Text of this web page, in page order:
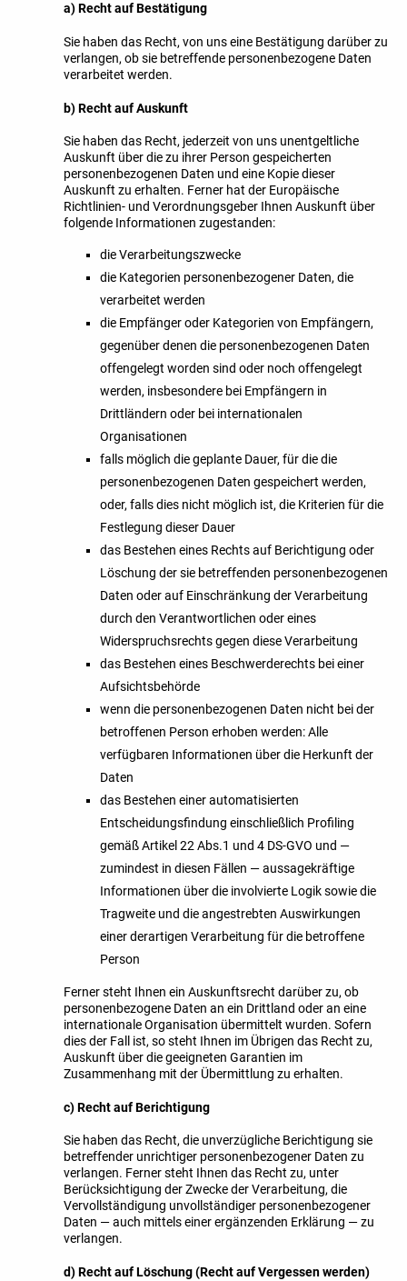
a) Recht auf Bestätigung
Sie haben das Recht, von uns eine Bestätigung darüber zu
verlangen, ob sie betreffende personenbezogene Daten
verarbeitet werden.
b) Recht auf Auskunft
Sie haben das Recht, jederzeit von uns unentgeltliche
Auskunft über die zu ihrer Person gespeicherten
personenbezogenen Daten und eine Kopie dieser
Auskunft zu erhalten. Ferner hat der Europäische
Richtlinien- und Verordnungsgeber Ihnen Auskunft über
folgende Informationen zugestanden:
die Verarbeitungszwecke
die Kategorien personenbezogener Daten, die
verarbeitet werden
die Empfänger oder Kategorien von Empfängern,
gegenüber denen die personenbezogenen Daten
offengelegt worden sind oder noch offengelegt
werden, insbesondere bei Empfängern in
Drittländern oder bei internationalen
Organisationen
falls möglich die geplante Dauer, für die die
personenbezogenen Daten gespeichert werden,
oder, falls dies nicht möglich ist, die Kriterien für die
Festlegung dieser Dauer
das Bestehen eines Rechts auf Berichtigung oder
Löschung der sie betreffenden personenbezogenen
Daten oder auf Einschränkung der Verarbeitung
durch den Verantwortlichen oder eines
Widerspruchsrechts gegen diese Verarbeitung
das Bestehen eines Beschwerderechts bei einer
Aufsichtsbehörde
wenn die personenbezogenen Daten nicht bei der
betroffenen Person erhoben werden: Alle
verfügbaren Informationen über die Herkunft der
Daten
das Bestehen einer automatisierten
Entscheidungsfindung einschließlich Profiling
gemäß Artikel 22 Abs.1 und 4 DS-GVO und —
zumindest in diesen Fällen — aussagekräftige
Informationen über die involvierte Logik sowie die
Tragweite und die angestrebten Auswirkungen
einer derartigen Verarbeitung für die betroffene
Person
Ferner steht Ihnen ein Auskunftsrecht darüber zu, ob
personenbezogene Daten an ein Drittland oder an eine
internationale Organisation übermittelt wurden. Sofern
dies der Fall ist, so steht Ihnen im Übrigen das Recht zu,
Auskunft über die geeigneten Garantien im
Zusammenhang mit der Übermittlung zu erhalten.
c) Recht auf Berichtigung
Sie haben das Recht, die unverzügliche Berichtigung sie
betreffender unrichtiger personenbezogener Daten zu
verlangen. Ferner steht Ihnen das Recht zu, unter
Berücksichtigung der Zwecke der Verarbeitung, die
Vervollständigung unvollständiger personenbezogener
Daten — auch mittels einer ergänzenden Erklärung — zu
verlangen.
d) Recht auf Löschung (Recht auf Vergessen werden)